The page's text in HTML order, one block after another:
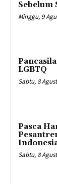
Sebelum
Minggu, 9
LGBTQ
Sabtu, 8
Pasca
Sabtu, 8